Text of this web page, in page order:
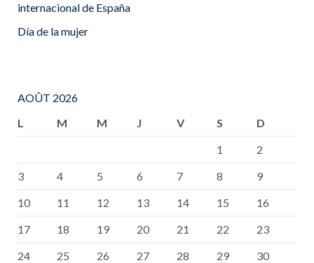
internacional de España
Día de la mujer
AOÛT 2026
L
M M J V S
D
1
2
3
4 5 6 7 8
9
10
11 12 13 14 15
16
17
18 19 20 21 22
23
24
25 26 27 28 29
30